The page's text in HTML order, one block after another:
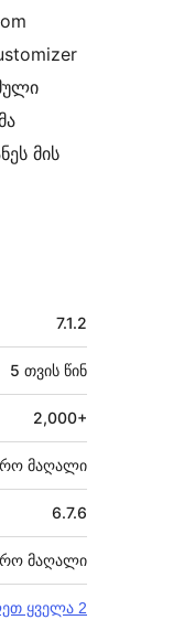
მის
7.1.2
5 თვის წინ
2,000+
მაღალი
6.7.6
მაღალი
ყველა 2